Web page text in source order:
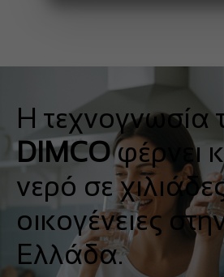
Η τεχνογνωσία
DIMCOφέρνει
νερό σε
οικογένειες
Ελλάδα.